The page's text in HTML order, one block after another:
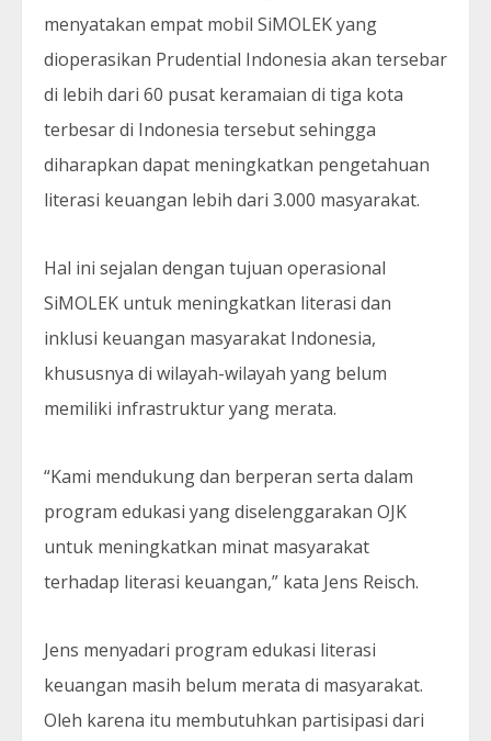
menyatakan empat mobil SiMOLEK yang
dioperasikan Prudential Indonesia akan tersebar
di lebih dari 60 pusat keramaian di tiga kota
terbesar di Indonesia tersebut sehingga
diharapkan dapat meningkatkan pengetahuan
literasi keuangan lebih dari 3.000 masyarakat.
Hal ini sejalan dengan tujuan operasional
SiMOLEK untuk meningkatkan literasi dan
inklusi keuangan masyarakat Indonesia,
khususnya di wilayah-wilayah yang belum
memiliki infrastruktur yang merata.
“Kami mendukung dan berperan serta dalam
program edukasi yang diselenggarakan OJK
untuk meningkatkan minat masyarakat
terhadap literasi keuangan,” kata Jens Reisch.
Jens menyadari program edukasi literasi
keuangan masih belum merata di masyarakat.
Oleh karena itu membutuhkan partisipasi dari